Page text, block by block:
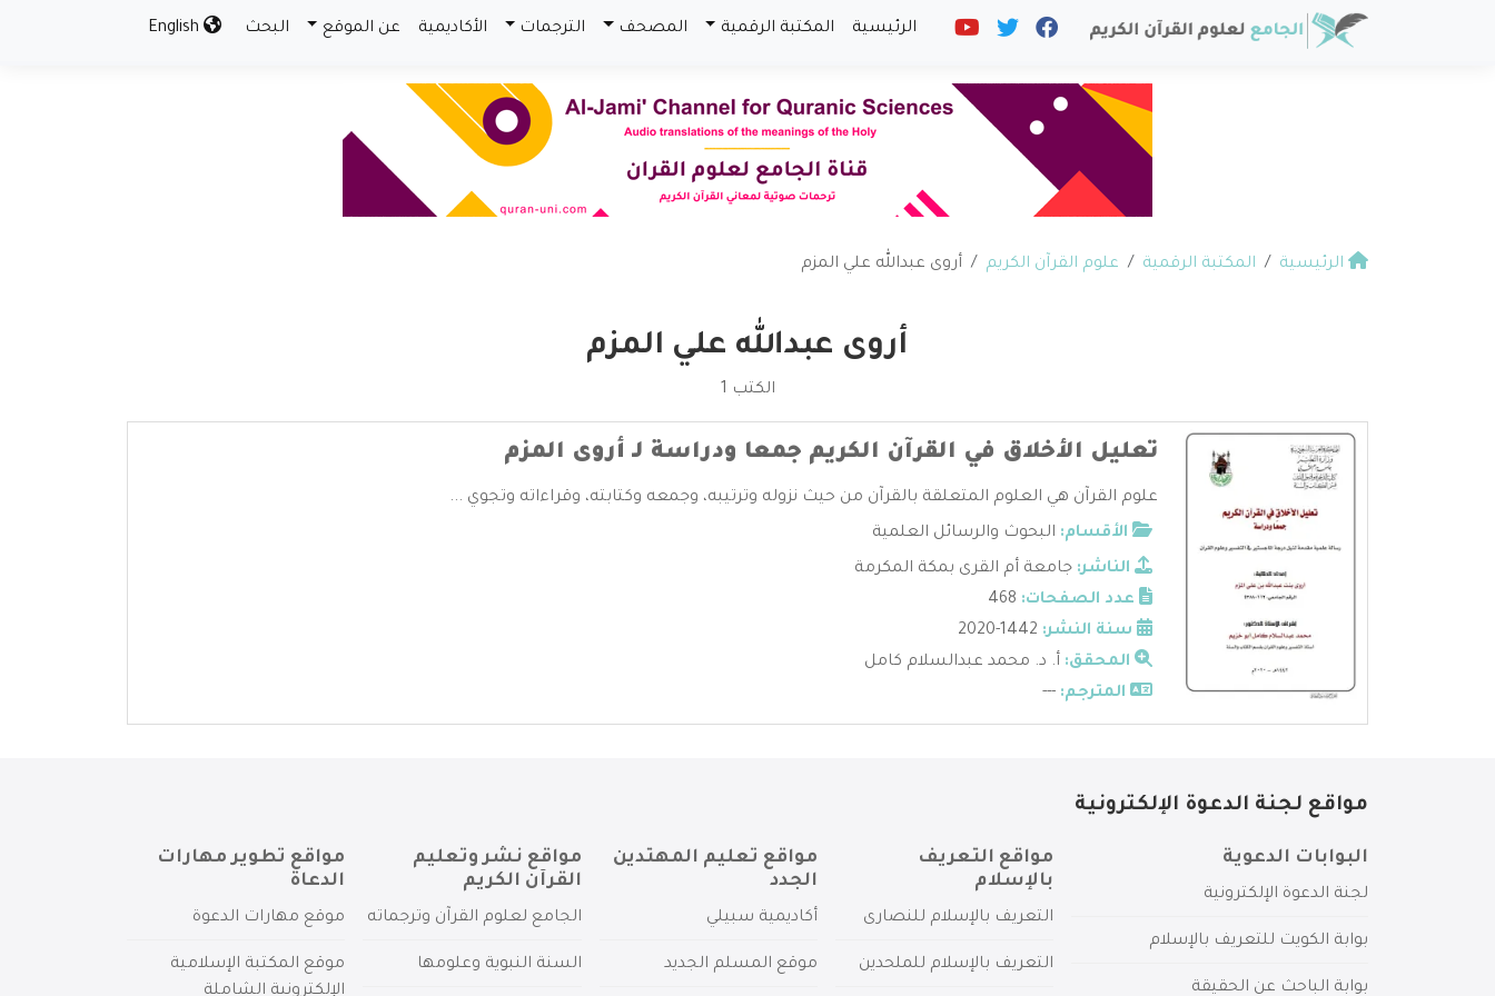
الرئيسية المكتبة الرقمية المصحف الترجمات الأكاديمية عن الموقع البحث
الرئيسية المكتبة الرقمية علوم القرآن الكريم أروى عبدالله علي المزم
أروى عبدالله علي المزم
الكتب 1
تعليل الأخلاق في القرآن الكريم جمعا ودراسة لـ أروى المزم
علوم القرآن هي العلوم المتعلقة بالقرآن من حيث نزوله وترتيبه، وجمعه وكتابته، وقراءاته وتجوي ...
الأقسام: البحوث والرسائل العلمية
الناشر: جامعة أم القرى بمكة المكرمة
عدد الصفحات:
سنة النشر:
المحقق: أ. د. محمد عبدالسلام كامل
المترجم: ---
مواقع لجنة الدعوة الإلكترونية
البوابات الدعوية
لجنة الدعوة الإلكترونية
بوابة الكويت للتعريف بالإسلام
بوابة الباحث عن الحقيقة
مواقع التعريف
بالإسلام
التعريف بالإسلام للنصارى
التعريف بالإسلام للملحدين
مواقع تعليم المهتدين
الجدد
أكاديمية سبيلي
موقع المسلم الجديد
مواقع نشر وتعليم
القرآن الكريم
الجامع لعلوم القرآن وترجماته
السنة النبوية وعلومها
مواقع تطوير مهارات
الدعاة
موقع مهارات الدعوة
موقع المكتبة الإسلامية
الإلكترونية الشاملة